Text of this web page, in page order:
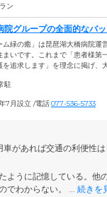
ン
院グループの全面的なバ
ます
ム緑の癒」は琵琶湖大橋病院運
まいです。これまで「患者様第
を追求します」を理念に掲げ、
で医療ケアを行うのはもちろん
入居のみなさまへより高品質
駐
7月設立 /電話077-536-5733
車があれば交通の利便性
ように記憶している。他
でわからない。 ... 続きを